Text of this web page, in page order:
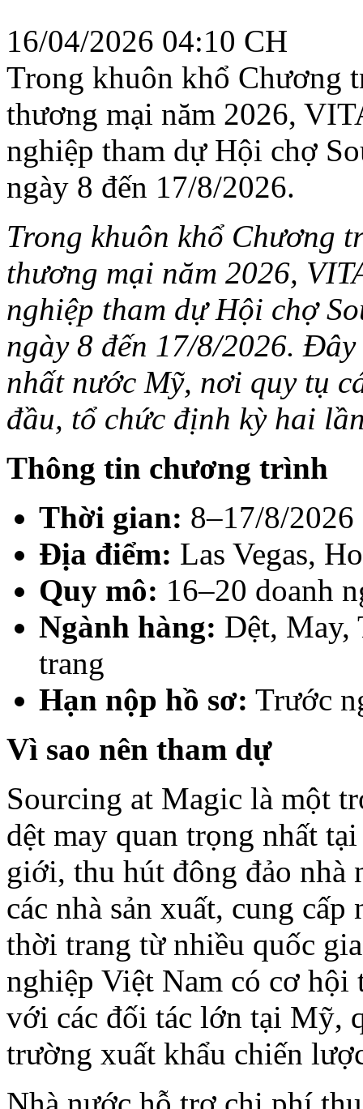
16/04/2026 04:10 CH
Trong khuôn khổ Chương
thương mại năm 2026,
nghiệp tham dự Hội chợ
ngày 8 đến 17/8/2026.
Trong khuôn khổ Chương
thương mại năm 2026,
nghiệp tham dự Hội chợ
ngày 8 đến 17/8/2026.
nhất nước Mỹ, nơi quy tụ
đầu, tổ chức định kỳ hai
Thông tin chương trình
Thời gian: 8–17/8/2026
Địa điểm: Las Vegas,
Quy mô: 16–20 doanh
Ngành hàng: Dệt, May,
trang
Hạn nộp hồ sơ: Trước
Vì sao nên tham dự
Sourcing at Magic là một
dệt may quan trọng nhất
giới, thu hút đông đảo nhà
các nhà sản xuất, cung
thời trang từ nhiều quốc
nghiệp Việt Nam có cơ hội
với các đối tác lớn tại Mỹ,
trường xuất khẩu chiến